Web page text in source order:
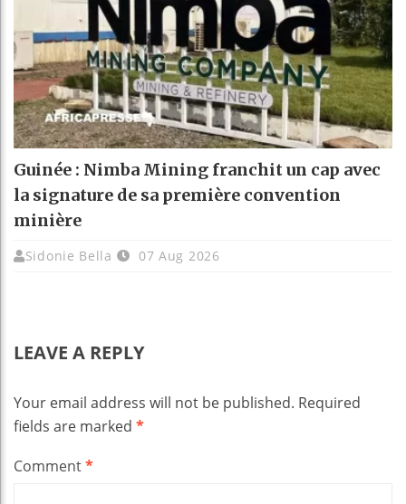
Guinée : Nimba Mining franchit un cap avec
la signature de sa première convention
minière
Sidonie Bella 07 Aug 2026
LEAVE A REPLY
Your email address will not be published. Required
fields are marked *
Comment*